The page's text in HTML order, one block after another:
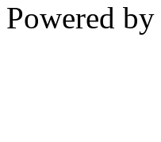
Powered by